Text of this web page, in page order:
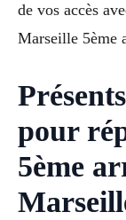
de vos accès
Marseille 5ème
pour
5ème